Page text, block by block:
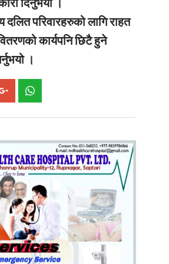
परिवारहरुको लागि राहत
कार्यपनि छिटै हुने
।